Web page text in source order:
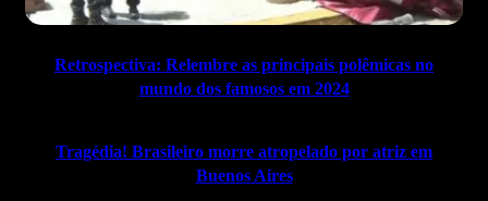
em
Retrospectiva: Relembre as principais polêmicas no
mundo dos famosos em 2024
Tragédia! Brasileiro morre atropelado por atriz em
Buenos Aires